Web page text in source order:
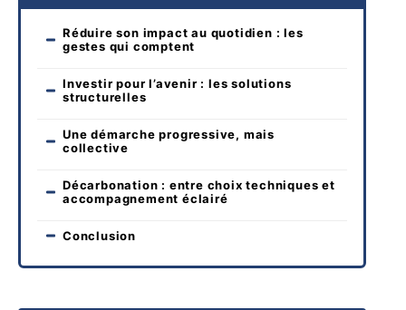
Réduire son impact au quotidien : les
gestes qui comptent
Investir pour l’avenir : les solutions
structurelles
Une démarche progressive, mais
collective
Décarbonation : entre choix techniques et
accompagnement éclairé
Conclusion